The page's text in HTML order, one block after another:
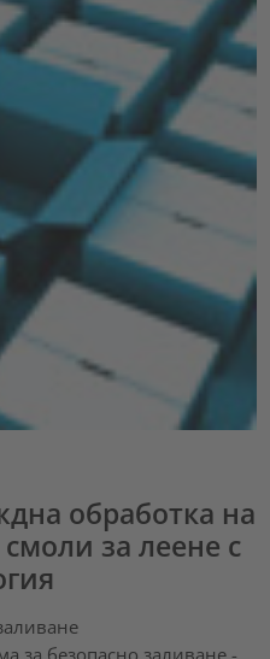
обработка на
за леене с